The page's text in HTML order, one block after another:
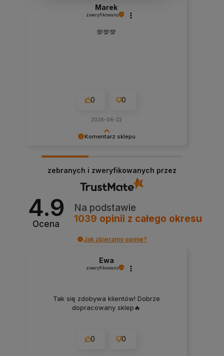
Komentarz sklepu
możemy zapewnić odpowiednią obsługę tak
świetnym klientom. Dziękujemy raz jeszcze!
Marek
zweryfikowano
💯💯💯
0 0
2026-06-22
zebranych i zweryfikowanych przez
4.9
Ocena
Na podstawie
1039 opinii z całego okresu
Jak zbieramy opinie?
Ewa
zweryfikowano
Tak się zdobywa klientów! Dobrze
dopracowany sklep🔥
0 0